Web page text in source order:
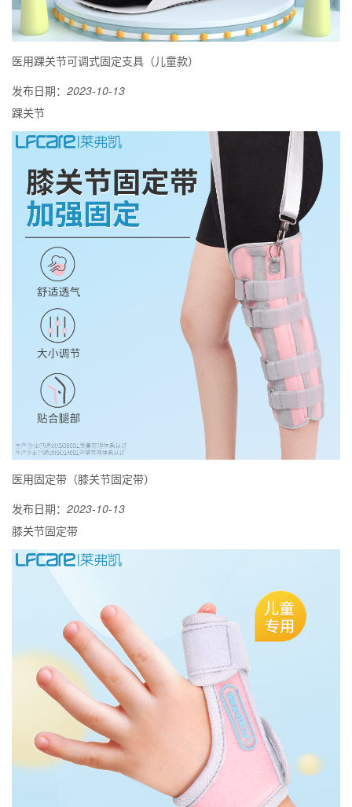
医用踝关节可调式固定支具（儿童款）
发布日期： 2023-10-13
踝关节
医用固定带（膝关节固定带）
发布日期： 2023-10-13
膝关节固定带